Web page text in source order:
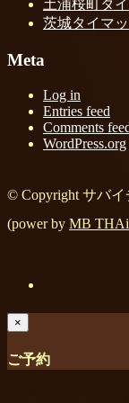
土浦桜町タ
茨城タイマ
Meta
Log in
Entries feed
Comments
WordPress.org
© Copyright サバイ
(power by MB
×
ご予約